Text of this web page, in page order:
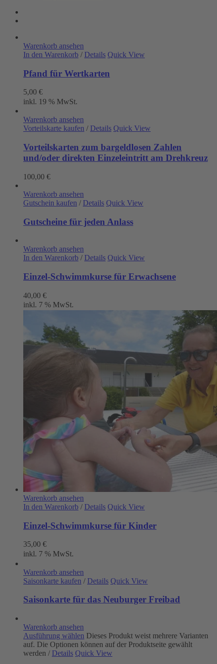
Warenkorb ansehen
In den Warenkorb / Details Quick View
Pfand für Wertkarten
5,00 €
inkl. 19 % MwSt.
Warenkorb ansehen
Vorteilskarte kaufen / Details Quick View
Vorteilskarten zum bargeldlosen Zahlen
und/oder direkten Einzeleintritt am Drehkreuz
100,00 €
Warenkorb ansehen
Gutschein kaufen / Details Quick View
Gutscheine für jeden Anlass
Warenkorb ansehen
In den Warenkorb / Details Quick View
Einzel-Schwimmkurse für Erwachsene
40,00 €
inkl. 7 % MwSt.
Warenkorb ansehen
In den Warenkorb / Details Quick View
Einzel-Schwimmkurse für Kinder
35,00 €
inkl. 7 % MwSt.
Warenkorb ansehen
Saisonkarte kaufen / Details Quick View
Saisonkarte für das Neuburger Freibad
Warenkorb ansehen
Ausführung wählen Dieses Produkt weist mehrere Varianten
auf. Die Optionen können auf der Produktseite gewählt
werden / Details Quick View